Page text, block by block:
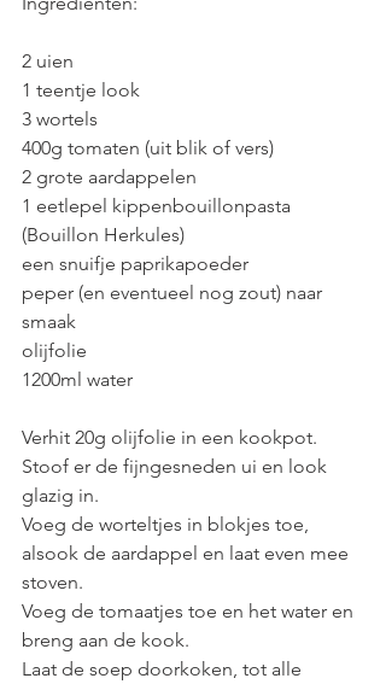
2 uien
1 teentje look
3 wortels
400g tomaten (uit blik of vers)
2 grote aardappelen
1 eetlepel kippenbouillonpasta
(Bouillon Herkules)
een snuifje paprikapoeder
peper (en eventueel nog zout) naar
smaak
olijfolie
1200ml water
Verhit 20g olijfolie in een kookpot.
Stoof er de fijngesneden ui en look
glazig in.
Voeg de worteltjes in blokjes toe,
alsook de aardappel en laat even mee
stoven.
Voeg de tomaatjes toe en het water en
breng aan de kook.
Laat de soep doorkoken, tot alle